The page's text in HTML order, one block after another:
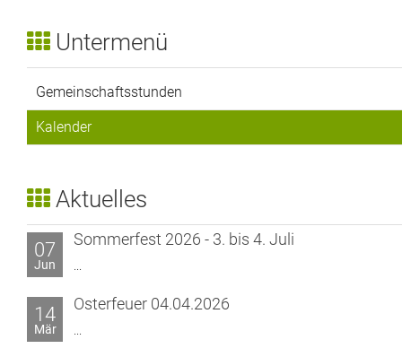
Untermenü
Gemeinschaftsstunden
Kalender
Aktuelles
07
Jun
Sommerfest 2026 - 3. bis 4. Juli
14
Mär
Osterfeuer 04.04.2026